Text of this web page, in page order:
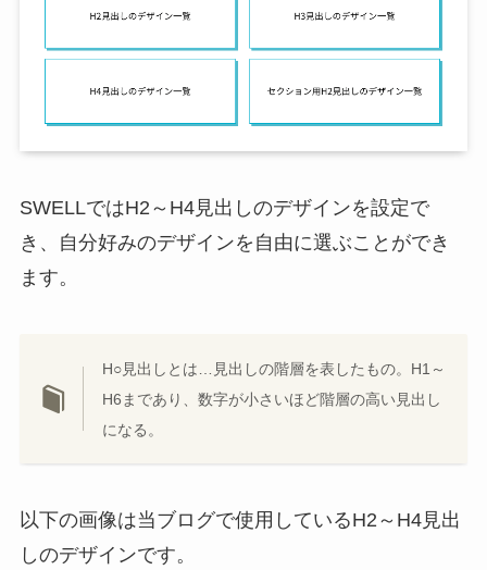
SWELLではH2～H4見出しのデザインを設定で
き、自分好みのデザインを自由に選ぶことができ
ます。
H○見出しとは…見出しの階層を表したもの。H1～
H6まであり、数字が小さいほど階層の高い見出し
になる。
以下の画像は当ブログで使用しているH2～H4見出
しのデザインです。